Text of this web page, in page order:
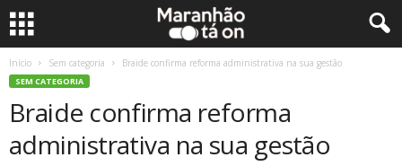
Início Sem categoria Braide confirma reforma administrativa na sua gestão
SEM CATEGORIA
Braide confirma reforma
administrativa na sua gestão